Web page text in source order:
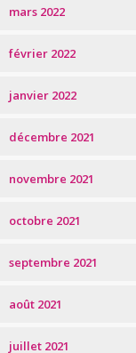
mars 2022
février 2022
janvier 2022
décembre 2021
novembre 2021
octobre 2021
septembre 2021
août 2021
juillet 2021